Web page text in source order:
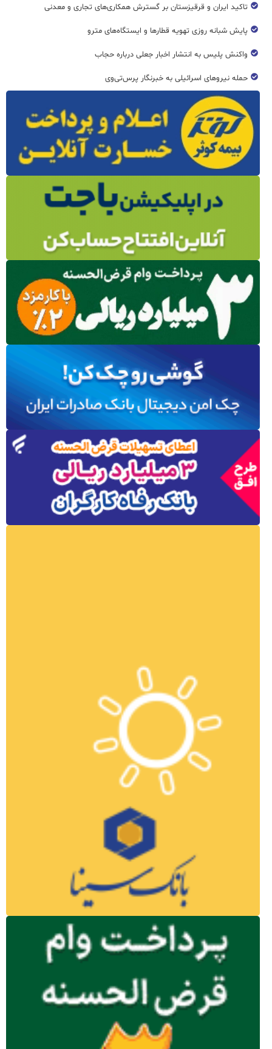
تاکید ایران و قرقیزستان بر گسترش همکاری‌های تجاری و معدنی
پایش شبانه روزی تهویه قطار‌ها و ایستگاه‌های مترو
واکنش پلیس به انتشار اخبار جعلی درباره حجاب
حمله نیروهای اسرائیلی به خبرنگار پرس‌تی‌وی